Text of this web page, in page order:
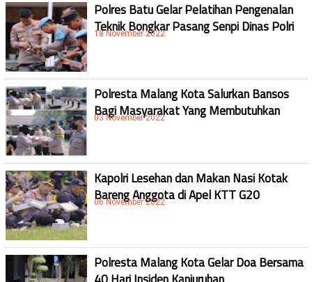
Polres Batu Gelar Pelatihan Pengenalan
Teknik Bongkar Pasang Senpi Dinas Polri
18 November 2022
Polresta Malang Kota Salurkan Bansos
Bagi Masyarakat Yang Membutuhkan
03 November 2022
Kapolri Lesehan dan Makan Nasi Kotak
Bareng Anggota di Apel KTT G20
06 November 2022
Polresta Malang Kota Gelar Doa Bersama
40 Hari Insiden Kanjuruhan